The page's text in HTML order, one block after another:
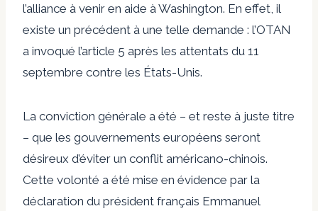
l’alliance à venir en aide à Washington. En effet, il
existe un précédent à une telle demande : l’OTAN
a invoqué l’article 5 après les attentats du 11
septembre contre les États-Unis.
La conviction générale a été – et reste à juste titre
– que les gouvernements européens seront
désireux d’éviter un conflit américano-chinois.
Cette volonté a été mise en évidence par la
déclaration du président français Emmanuel